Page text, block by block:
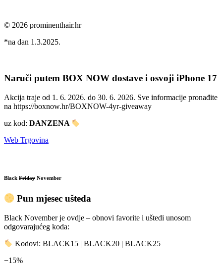
© 2026 prominenthair.hr
*na dan 1.3.2025.
Naruči putem BOX NOW dostave i osvoji iPhone 17
Akcija traje od 1. 6. 2026. do 30. 6. 2026. Sve informacije pronađite
na https://boxnow.hr/BOXNOW-4yr-giveaway
uz kod: DANZENA
Web Trgovina
Black Friday November
Pun mjesec ušteda
Black November je ovdje – obnovi favorite i uštedi unosom
odgovarajućeg koda:
Kodovi: BLACK15 | BLACK20 | BLACK25
−15%